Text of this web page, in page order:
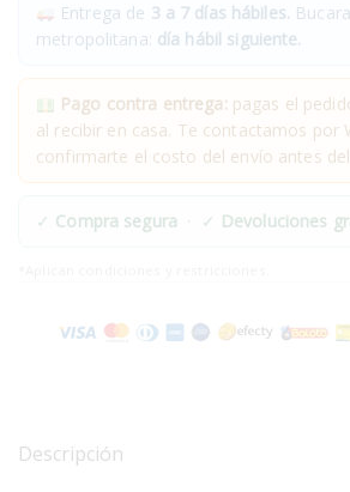
Entrega de 3 a 7 días hábiles.
metropolitana: día hábil siguiente.
Pago contra entrega: pagas el
al recibir en casa. Te contactamos por
confirmarte el costo del envío antes
✓ Compra segura · ✓ Devoluciones
Descripción